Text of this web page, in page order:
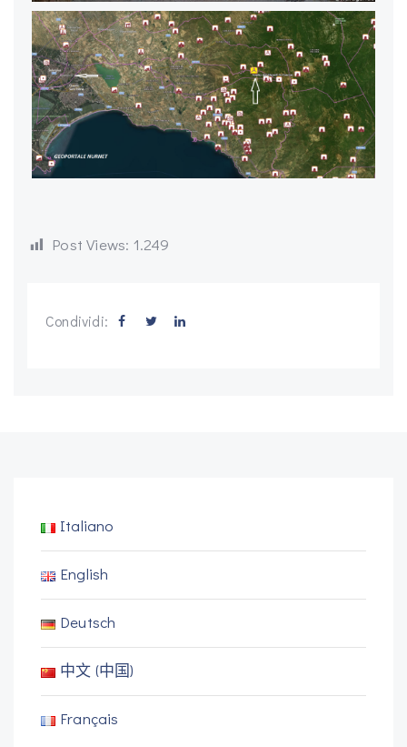
Post Views: 1.249
Condividi:
Italiano
English
Deutsch
中文 (中国)
Français